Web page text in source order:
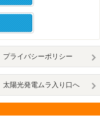
プライバシーポリシー
太陽光発電ムラ入り口へ